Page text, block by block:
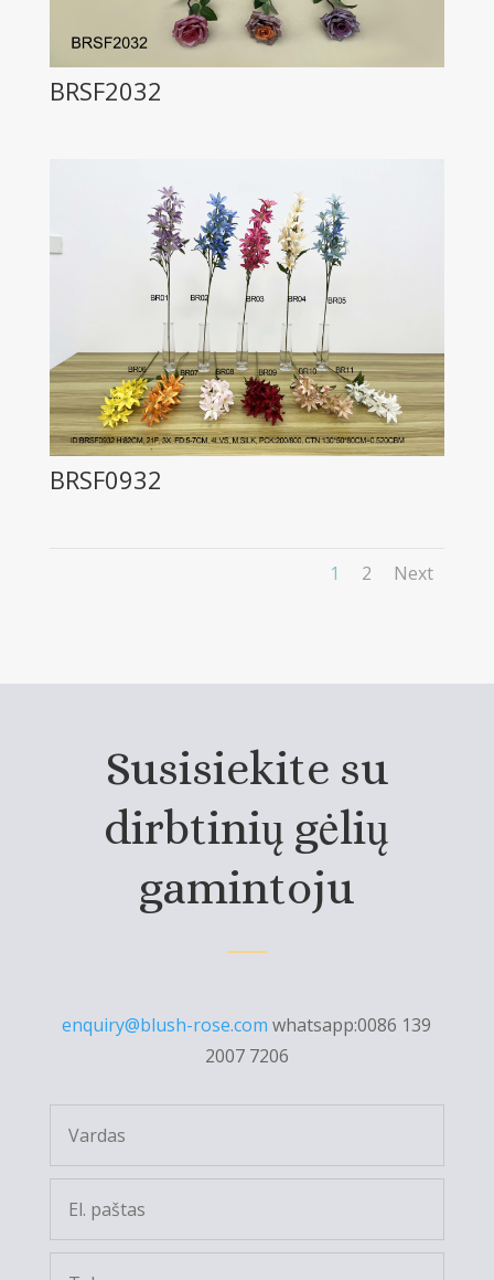
BRSF2032
BRSF0932
1 2 Next
Susisiekite su
dirbtinių gėlių
gamintoju
enquiry@blush-rose.com whatsapp:0086 139
2007 7206